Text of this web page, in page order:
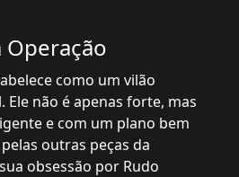
Operação
como um vilão
não é apenas forte, mas
e com um plano bem
outras peças da
obsessão por Rudo